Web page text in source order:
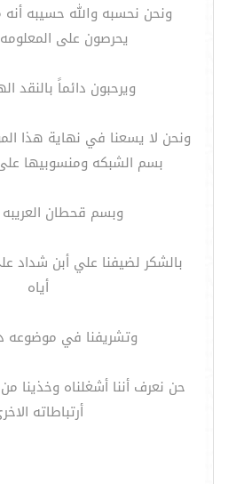
ونحن نحسبه والله حسيبه
يحرصون على المعلومه
ويرحبون دائماً بالنقد
ونحن لا يسعنا في نهاية هذا
بسم الشبكه ومنسوبيها
وبسم قحطان العريبه
بالشكر لضيفنا علي أبن شداد
أياه
وتشريفنا في موضوعه
حن نعرف أننا أشغلناه وخذينا
أرتباطاته